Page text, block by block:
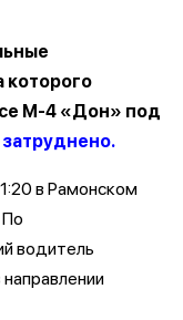
которого
М-4 «Дон» под
затруднено.
в Рамонском
водитель